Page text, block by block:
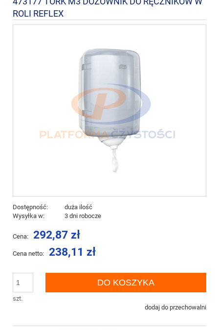
ROLI REFLEX
Dostępność:
duża ilość
Wysyłka w:
3 dni robocze
Cena: 292,87 zł
Cena netto: 238,11 zł
szt.
DO KOSZYKA
dodaj do przechowalni